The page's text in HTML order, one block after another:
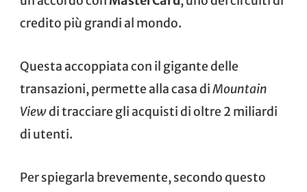
credito più grandi al mondo.
Questa accoppiata con il gigante delle
transazioni, permette alla casa diMountain
Viewdi tracciare gli acquisti di oltre 2 miliardi
di utenti.
Per spiegarla brevemente, secondo questo